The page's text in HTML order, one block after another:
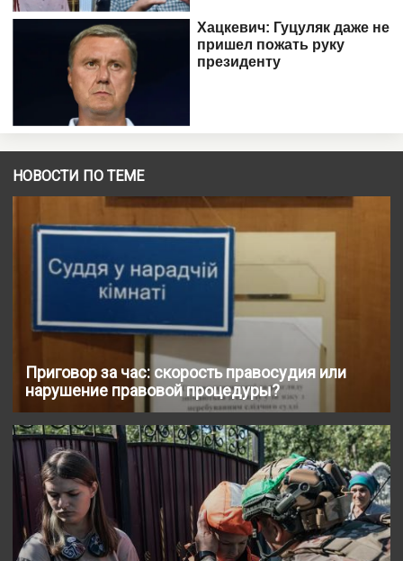
НОВОСТИ ПО ТЕМЕ
Приговор за час: скорость правосудия или
нарушение правовой процедуры?